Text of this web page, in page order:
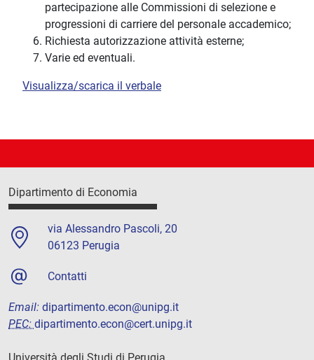
partecipazione alle Commissioni di selezione e
progressioni di carriere del personale accademico;
Richiesta autorizzazione attività esterne;
Varie ed eventuali.
Visualizza/scarica il verbale
Dipartimento di Economia
via Alessandro Pascoli, 20
06123 Perugia
Contatti
Email: dipartimento.econ@unipg.it
PEC: dipartimento.econ@cert.unipg.it
Università degli Studi di Perugia